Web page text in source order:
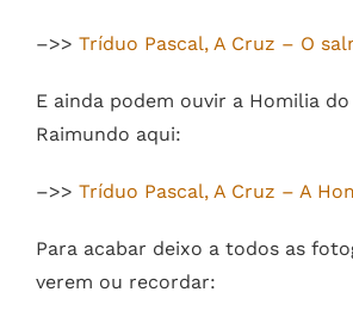
–>> Tríduo Pascal, A Cruz – O
E ainda podem ouvir a Homilia do
Raimundo aqui:
–>> Tríduo Pascal, A Cruz – A
Para acabar deixo a todos as
verem ou recordar: